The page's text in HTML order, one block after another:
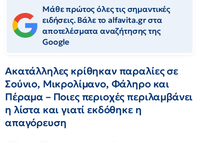
Μάθε πρώτος όλες τις σημαντικές
ειδήσεις. Βάλε το alfavita.gr στα
αποτελέσματα αναζήτησης της
Google
Ακατάλληλες κρίθηκαν παραλίες σε
Σούνιο, Μικρολίμανο, Φάληρο και
Πέραμα – Ποιες περιοχές περιλαμβάνει
η λίστα και γιατί εκδόθηκε η
απαγόρευση